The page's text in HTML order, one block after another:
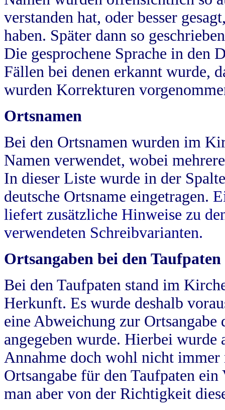
verstanden hat, oder besser
haben. Später dann so
Die gesprochene Sprache in
Fällen bei denen erkannt wurde,
wurden Korrekturen
Ortsnamen
Bei den Ortsnamen wurden im
Namen verwendet, wobei
In dieser Liste wurde in der
deutsche Ortsname eingetragen.
liefert zusätzliche Hinweise zu
verwendeten Schreibvarianten.
Ortsangaben bei den Taufpaten
Bei den Taufpaten stand im
Herkunft. Es wurde deshalb
eine Abweichung zur
angegeben wurde. Hierbei wurde
Annahme doch wohl nicht
Ortsangabe für den Taufpaten
man aber von der Richtigkeit